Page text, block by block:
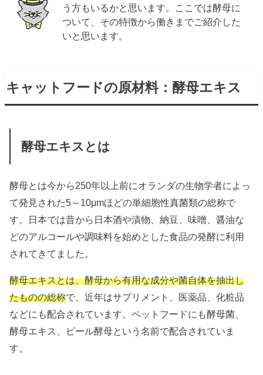
う方もいるかと思います。ここでは酵母に
ついて、その特徴から働きまでご紹介した
いと思います。
キャットフードの原材料：酵母エキス
酵母エキスとは
酵母とは今から250年以上前にオランダの生物学者によっ
て発見された5～10μmほどの単細胞性真菌類の総称で
す。日本では昔から日本酒や漬物、納豆、味噌、醤油な
どのアルコールや調味料を始めとした食品の発酵に利用
されてきてました。
酵母エキスとは、酵母から有用な成分や菌自体を抽出し
たものの総称で、近年はサプリメント、医薬品、化粧品
などにも配合されています。ペットフードにも酵母菌、
酵母エキス、ビール酵母という名前で配合されていま
す。